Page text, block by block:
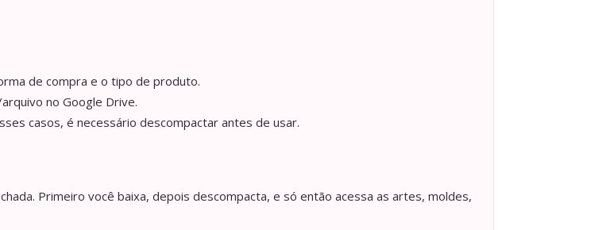
de compra e o tipo de produto.
no Google Drive.
casos, é necessário descompactar antes de usar.
Primeiro você baixa, depois descompacta, e só então acessa as artes, moldes,